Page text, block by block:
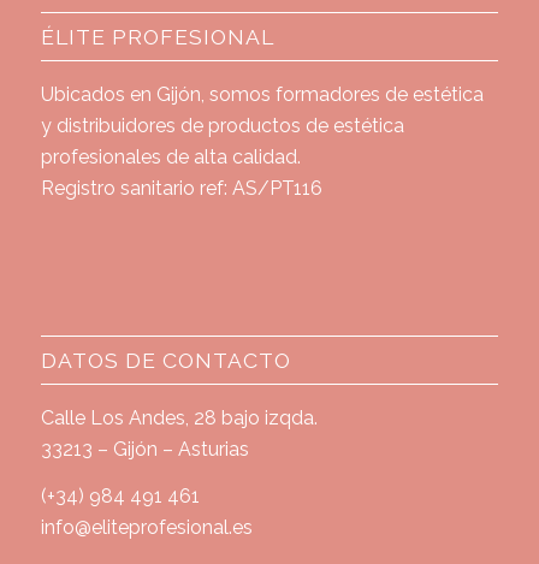
ÉLITE PROFESIONAL
Ubicados en Gijón, somos formadores de estética
y distribuidores de productos de estética
profesionales de alta calidad.
Registro sanitario ref: AS/PT116
DATOS DE CONTACTO
Calle Los Andes, 28 bajo izqda.
33213 – Gijón – Asturias
(+34) 984 491 461
info@eliteprofesional.es